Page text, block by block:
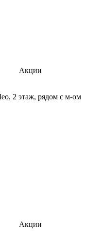
Акции
2 этаж, рядом с м-ом
Акции